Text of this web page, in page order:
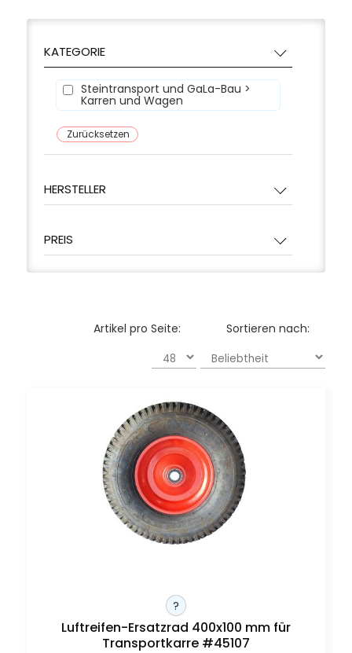
KATEGORIE
Steintransport und GaLa-Bau >
Karren und Wagen
Zurücksetzen
HERSTELLER
PREIS
Sortieren nach:
Artikel pro Seite:
?
Luftreifen-Ersatzrad 400x100 mm für
Transportkarre #45107